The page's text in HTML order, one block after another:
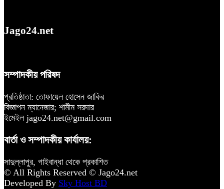
Jago24.net
সম্পাদকীয় পরিষদ
প্রতিষ্ঠাতা: তোফায়েল হোসেন জাকির
বিজ্ঞাপন ম্যানেজার; শামীম সরদার
ইমেইল jago24.net@gmail.com
বার্তা ও সম্পাদকীয় কার্যালয়:
সাদুল্লাপুর, গাইবান্ধা থেকে প্রকাশিত
© All Rights Reserved © Jago24.net
Developed By Sky Host BD